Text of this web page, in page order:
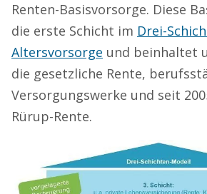
Renten-Basisvorsorge. Diese
die erste Schicht im Drei-
Altersvorsorge und beinhaltet
die gesetzliche Rente,
Versorgungswerke und seit
Rürup-Rente.